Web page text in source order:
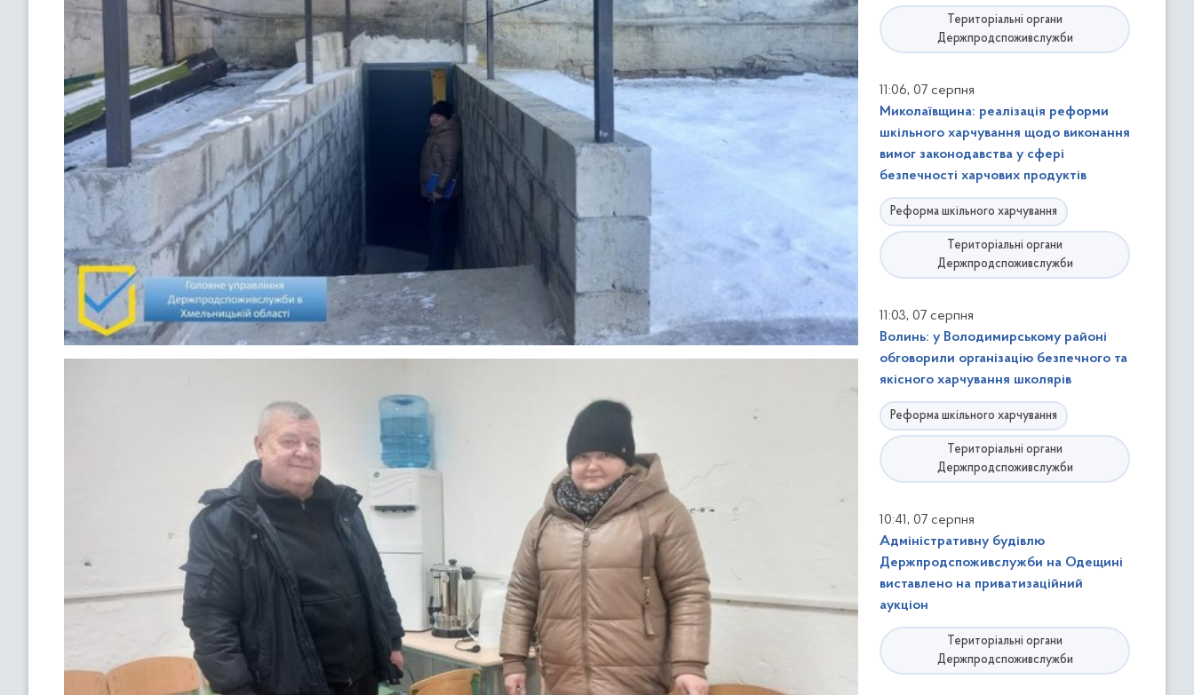
Територіальні органи
Держпродспоживслужби
11:06, 07 серпня
Миколаївщина: реалізація реформи
шкільного харчування щодо виконання
вимог законодавства у сфері
безпечності харчових продуктів
Реформа шкільного харчування
Територіальні органи
Держпродспоживслужби
11:03, 07 серпня
Волинь: у Володимирському районі
обговорили організацію безпечного та
якісного харчування школярів
Реформа шкільного харчування
Територіальні органи
Держпродспоживслужби
10:41, 07 серпня
Адміністративну будівлю
Держпродспоживслужби на Одещині
виставлено на приватизаційний
аукціон
Територіальні органи
Держпродспоживслужби